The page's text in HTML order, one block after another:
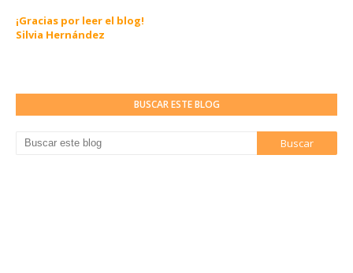
¡Gracias por leer el blog!
Silvia Hernández
BUSCAR ESTE BLOG